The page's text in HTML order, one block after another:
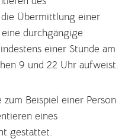
Übermittlung einer
durchgängige
einer Stunde am
9 und 22 Uhr aufweist.
Beispiel einer Person
eines
gestattet.